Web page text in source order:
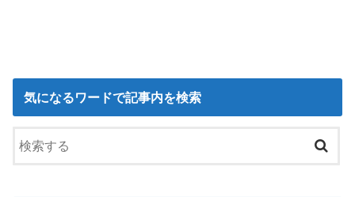
気になるワードで記事内を検索